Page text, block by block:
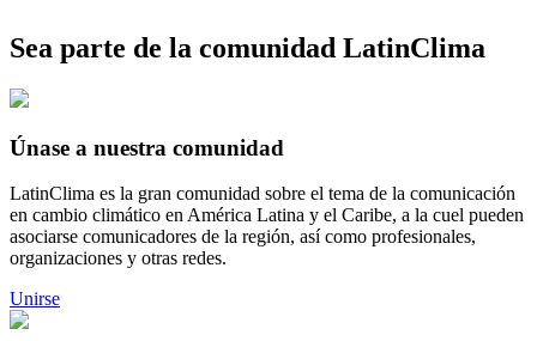
Sea parte de la comunidad LatinClima
Únase a nuestra comunidad
LatinClima es la gran comunidad sobre el tema de la comunicación
en cambio climático en América Latina y el Caribe, a la cuel pueden
asociarse comunicadores de la región, así como profesionales,
organizaciones y otras redes.
Unirse